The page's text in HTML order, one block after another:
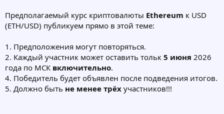
Предполагаемый курс криптовалюты Ethereum к USD
(ETH/USD) публикуем прямо в этой теме:
1. Предположения могут повторяться.
2. Каждый участник может оставить тольк 5 июня 2026
года по МСК включительно.
4. Победитель будет объявлен после подведения итогов.
5. Должно быть не менее трёх участников!!!